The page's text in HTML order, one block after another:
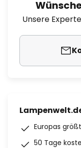
Unsere
Europas
50 Tage